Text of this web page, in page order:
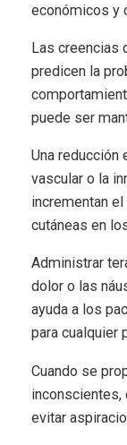
económicos y
Las creencias
predicen la
puede ser
Una reducción
vascular o la
incrementan
cutáneas en
Administrar
dolor o las
ayuda a los
para cualquier
Cuando se
inconscientes,
evitar